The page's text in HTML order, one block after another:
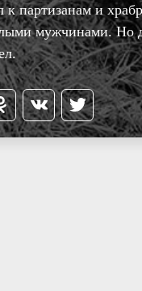
партизанам и
мужчинами. Но